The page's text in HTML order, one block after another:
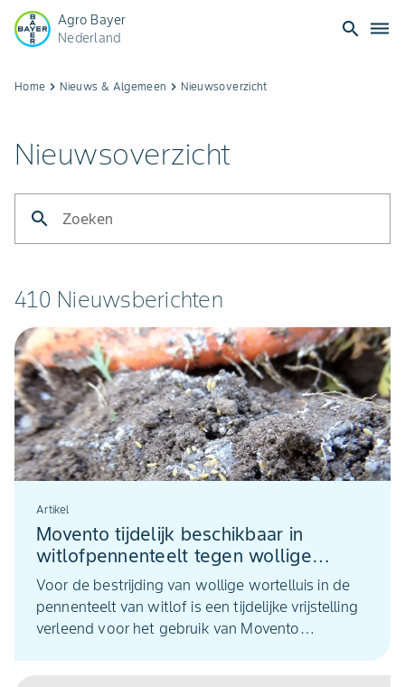
Agro Bayer
Nederland
search dehaze
Home keyboard_arrow_right Nieuws & Algemeen keyboard_arrow_right Nieuwsoverzicht
Nieuwsoverzicht
search Zoeken
410 Nieuwsberichten
Artikel
Movento tijdelijk beschikbaar in
witlofpennenteelt tegen wollige
wortelluis
Voor de bestrijding van wollige wortelluis in de
pennenteelt van witlof is een tijdelijke vrijstelling
verleend voor het gebruik van Movento